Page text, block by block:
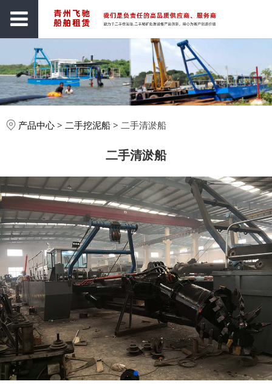
产品中心 > 二手挖泥船 > 二手清淤船
二手清淤船